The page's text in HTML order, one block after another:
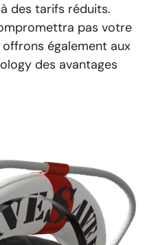
des tarifs réduits.
pas votre
offrons également aux
des avantages